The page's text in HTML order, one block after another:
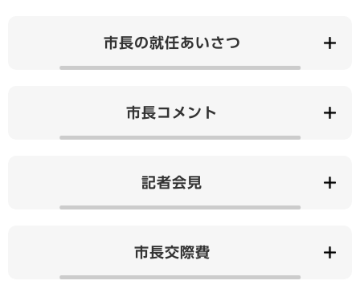
市長の就任あいさつ
市長コメント
記者会見
市長交際費